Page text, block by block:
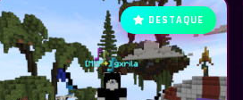
DESTAQUE